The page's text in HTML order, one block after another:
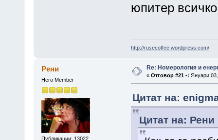
юпитер
http://rusecoffee.wordpress.com/
Рени
Hero Member
Публикации: 13022
Re: Номерология и
« Отговор #21 -: Януари
Цитат на:
Цитат на: